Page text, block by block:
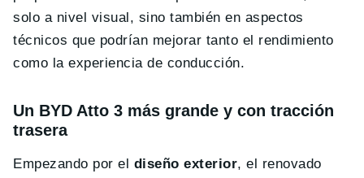
solo a nivel visual, sino también en aspectos
técnicos que podrían mejorar tanto el rendimiento
como la experiencia de conducción.
Un BYD Atto 3 más grande y con tracción
trasera
Empezando por el diseño exterior, el renovado